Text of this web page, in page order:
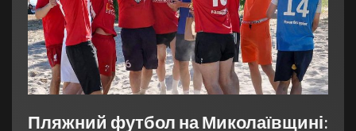
Пляжний футбол на Миколаївщині: